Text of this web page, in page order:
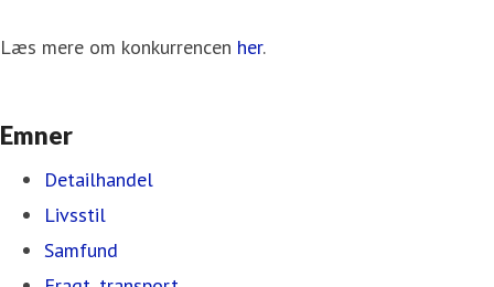
Læs mere om konkurrencen her.
Emner
Detailhandel
Livsstil
Samfund